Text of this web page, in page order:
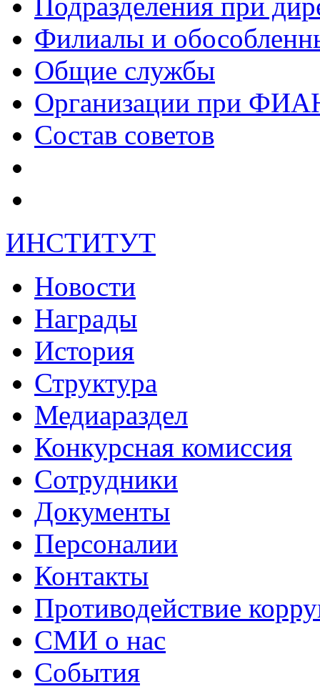
Филиалы и
Общие службы
Организации при
Состав советов
ИНСТИТУТ
Новости
Награды
История
Структура
Медиараздел
Конкурсная комиссия
Сотрудники
Документы
Персоналии
Контакты
Противодействие
СМИ о нас
События